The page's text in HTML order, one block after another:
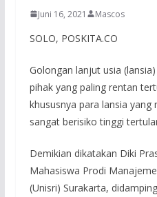
Juni 16, 2021 Mascos
SOLO, POSKITA.CO
Golongan lanjut usia
pihak yang paling rentan
khususnya para lansia
sangat berisiko tinggi
Demikian dikatakan Diki
Mahasiswa Prodi
(Unisri) Surakarta,